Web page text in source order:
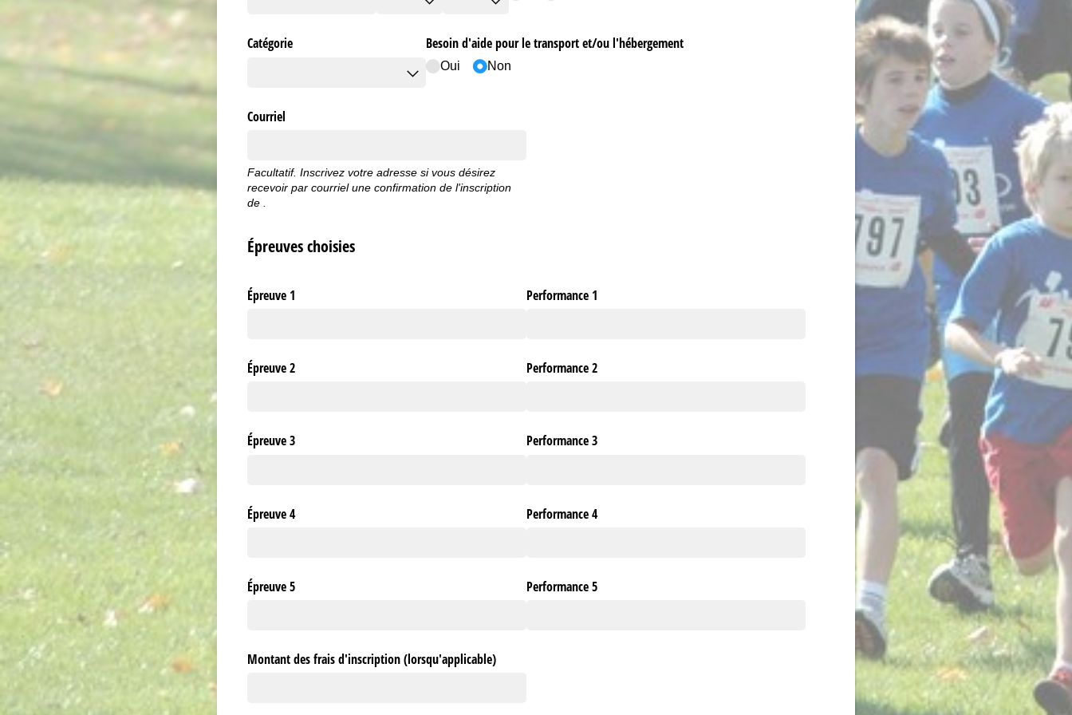
Catégorie Besoin d'aide pour le transport et/​ou l'hébergement
Oui Non
Courriel
Facultatif. Inscrivez votre adresse si vous désirez
recevoir par courriel une confirmation de l'inscription
de .
Épreuves choisies
Épreuve 1 Performance 1
Épreuve 2 Performance 2
Épreuve 3 Performance 3
Épreuve 4 Performance 4
Épreuve 5 Performance 5
Montant des frais d'inscription (lorsqu'applicable)